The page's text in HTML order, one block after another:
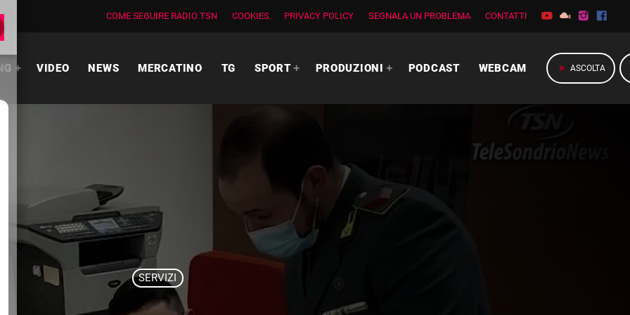
COME SEGUIRE RADIO TSN COOKIES PRIVACY POLICY SEGNALA UN PROBLEMA CONTATTI
VIDEO NEWS MERCATINO TG SPORT PRODUZIONI PODCAST WEBCAM play_arrow ASCOLTA
SERVIZI